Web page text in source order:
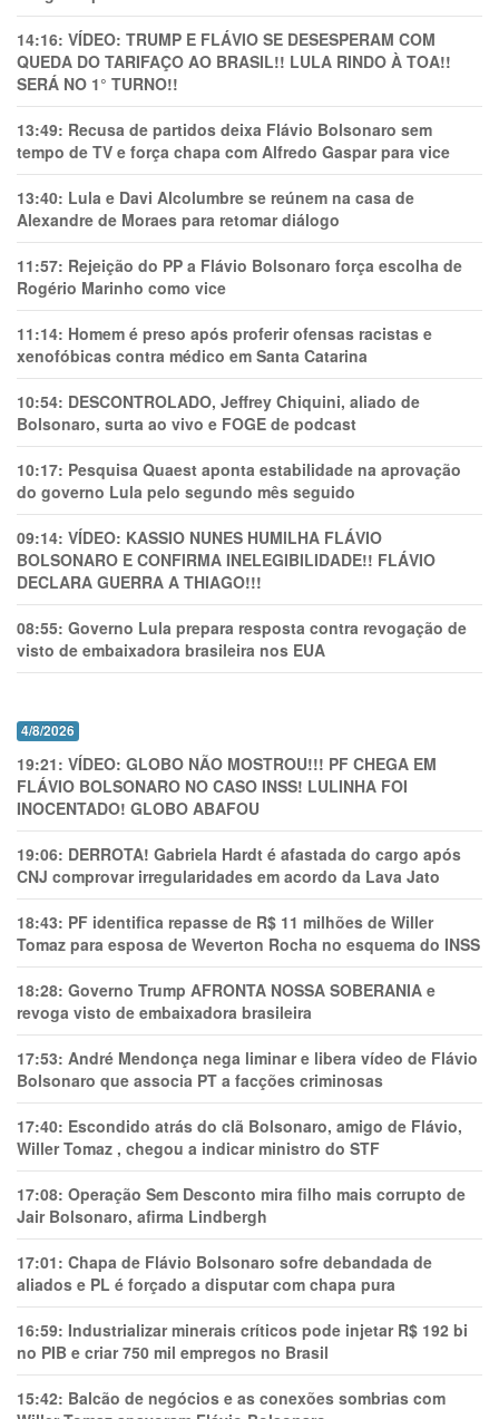
14:16: VÍDEO: TRUMP E FLÁVIO SE DESESPERAM COM
QUEDA DO TARIFAÇO AO BRASIL!! LULA RINDO À TOA!!
SERÁ NO 1° TURNO!!
13:49: Recusa de partidos deixa Flávio Bolsonaro sem
tempo de TV e força chapa com Alfredo Gaspar para vice
13:40: Lula e Davi Alcolumbre se reúnem na casa de
Alexandre de Moraes para retomar diálogo
11:57: Rejeição do PP a Flávio Bolsonaro força escolha de
Rogério Marinho como vice
11:14: Homem é preso após proferir ofensas racistas e
xenofóbicas contra médico em Santa Catarina
10:54: DESCONTROLADO, Jeffrey Chiquini, aliado de
Bolsonaro, surta ao vivo e FOGE de podcast
10:17: Pesquisa Quaest aponta estabilidade na aprovação
do governo Lula pelo segundo mês seguido
09:14: VÍDEO: KASSIO NUNES HUMlLHA FLÁVIO
BOLSONARO E CONFIRMA INELEGIBILIDADE!! FLÁVIO
DECLARA GUERRA A THIAGO!!!
08:55: Governo Lula prepara resposta contra revogação de
visto de embaixadora brasileira nos EUA
4/8/2026
19:21: VÍDEO: GLOBO NÃO MOSTROU!!! PF CHEGA EM
FLÁVIO BOLSONARO NO CASO INSS! LULINHA FOI
INOCENTADO! GLOBO ABAFOU
19:06: DERROTA! Gabriela Hardt é afastada do cargo após
CNJ comprovar irregularidades em acordo da Lava Jato
18:43: PF identifica repasse de R$ 11 milhões de Willer
Tomaz para esposa de Weverton Rocha no esquema do INSS
18:28: Governo Trump AFRONTA NOSSA SOBERANIA e
revoga visto de embaixadora brasileira
17:53: André Mendonça nega liminar e libera vídeo de Flávio
Bolsonaro que associa PT a facções criminosas
17:40: Escondido atrás do clã Bolsonaro, amigo de Flávio,
Willer Tomaz , chegou a indicar ministro do STF
17:08: Operação Sem Desconto mira filho mais corrupto de
Jair Bolsonaro, afirma Lindbergh
17:01: Chapa de Flávio Bolsonaro sofre debandada de
aliados e PL é forçado a disputar com chapa pura
16:59: Industrializar minerais críticos pode injetar R$ 192 bi
no PIB e criar 750 mil empregos no Brasil
15:42: Balcão de negócios e as conexões sombrias com